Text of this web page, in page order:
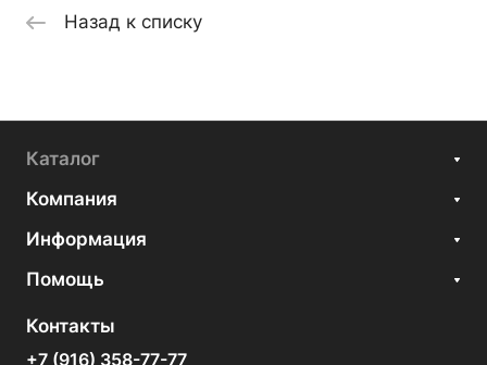
Назад к списку
Каталог
Компания
Информация
Помощь
Контакты
+7 (916) 358-77-77